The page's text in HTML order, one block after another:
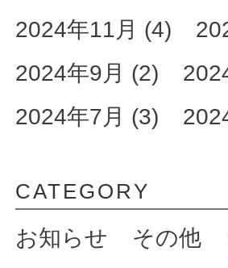
2024年11月 (4)
2024年9月 (2)
2024年7月 (3)
CATEGORY
お知らせ その他